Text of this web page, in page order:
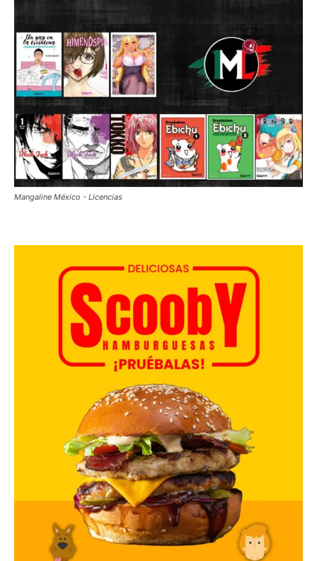
Mangaline México - Licencias